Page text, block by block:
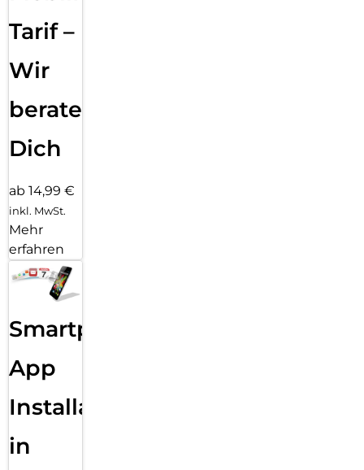
Tarif –
Wir
beraten
Dich
ab 14,99 €
inkl. MwSt.
Mehr
erfahren
Smartphone
App
Installation
in